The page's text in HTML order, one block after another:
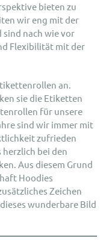
bieten zu
wir eng mit der
sind nach wie vor
Flexibilität mit der
an.
sie die Etiketten
für unsere
sind wir immer mit
zufrieden
bei den
Aus diesem Grund
Hoodies
Zeichen
wunderbare Bild